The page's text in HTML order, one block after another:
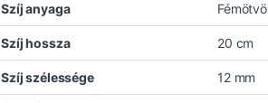
Szíj anyaga
Szíj hossza 20 cm
Szíj szélessége 12 mm